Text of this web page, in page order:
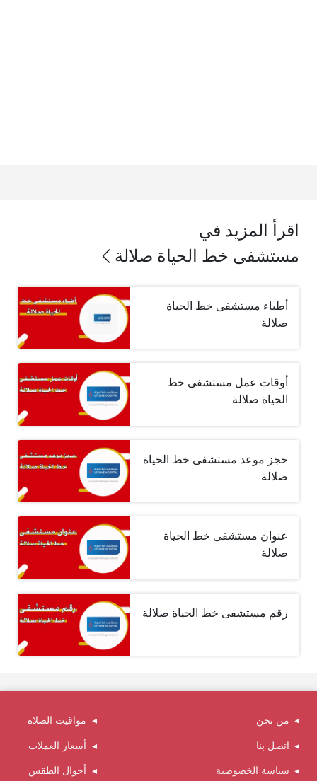
اقرأ المزيد في
مستشفى خط الحياة صلالة
أطباء مستشفى خط الحياة
صلالة
أوقات عمل مستشفى خط
الحياة صلالة
حجز موعد مستشفى خط الحياة
صلالة
عنوان مستشفى خط الحياة
صلالة
رقم مستشفى خط الحياة صلالة
من نحن
اتصل بنا
سياسة الخصوصية
مواقيت الصلاة
أسعار العملات
أحوال الطقس